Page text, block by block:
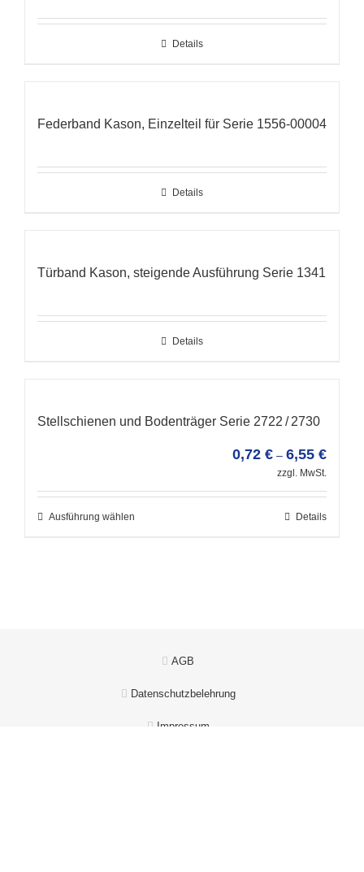
Details
Federband Kason, Einzelteil für Serie 1556-00004
Details
Türband Kason, steigende Ausführung Serie 1341
Details
Stellschienen und Bodenträger Serie 2722 / 2730
0,72 € – 6,55 €
zzgl. MwSt.
Ausführung wählen Details
AGB
Datenschutzbelehrung
Impressum